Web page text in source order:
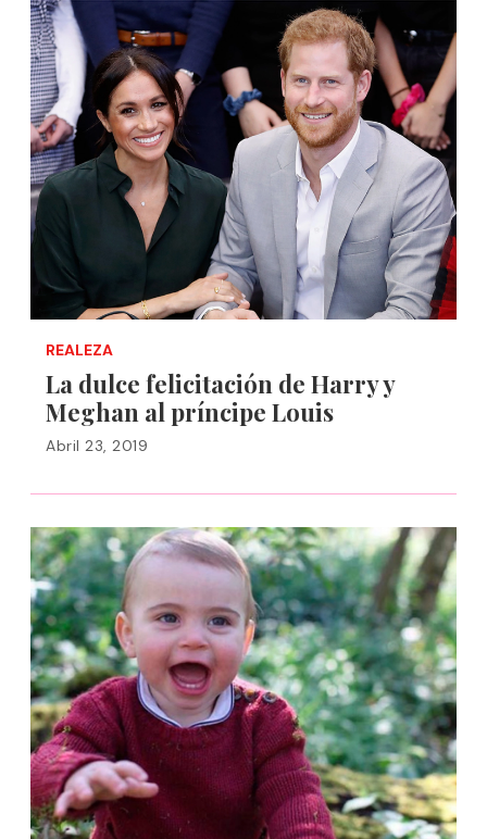
REALEZA
La dulce felicitación de Harry y
Meghan al príncipe Louis
Abril 23, 2019